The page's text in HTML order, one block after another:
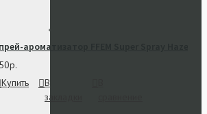
ароматизатор FFEM Super Spray
Купить
В
закладки